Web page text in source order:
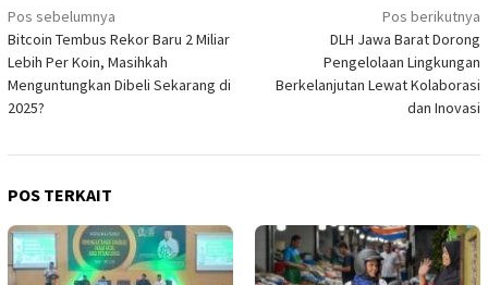
Navigasi
pos
Pos sebelumnya
Bitcoin Tembus Rekor Baru 2 Miliar
Lebih Per Koin, Masihkah
Menguntungkan Dibeli Sekarang di
2025?
Pos berikutnya
DLH Jawa Barat Dorong
Pengelolaan Lingkungan
Berkelanjutan Lewat Kolaborasi
dan Inovasi
POS TERKAIT